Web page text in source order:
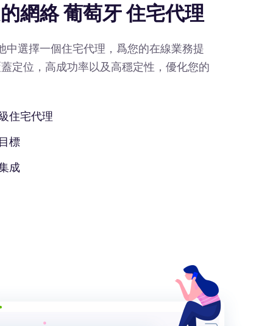
網絡 葡萄牙 住宅代理
選擇一個住宅代理，爲您的在線業務提
定位，高成功率以及高穩定性，優化您的
住宅代理
標
成